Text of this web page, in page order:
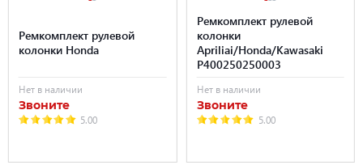
Ремкомплект рулевой
колонки Honda
Нет в наличии
Звоните
5.00
Ремкомплект рулевой
колонки
Apriliai/Honda/Kawasaki
P400250250003
Нет в наличии
Звоните
5.00